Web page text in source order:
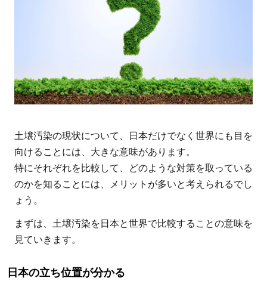
と
は？
日本
の立
ち位
置が
1.2
土壌
が共
土壌汚染の現状について、日本だけでなく世界にも目を
向けることには、大きな意味があります。
特にそれぞれを比較して、どのような対策を取っている
のかを知ることには、メリットが多いと考えられるでし
ょう。
まずは、土壌汚染を日本と世界で比較することの意味を
見ていきます。
日本の立ち位置が分かる